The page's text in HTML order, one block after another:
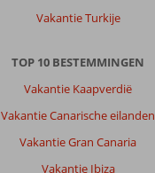
Vakantie Turkije
TOP 10 BESTEMMINGEN
Vakantie Kaapverdië
Vakantie Canarische eilanden
Vakantie Gran Canaria
Vakantie Ibiza